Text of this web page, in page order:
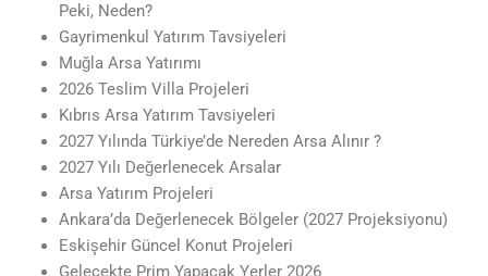
Peki, Neden?
Gayrimenkul Yatırım Tavsiyeleri
Muğla Arsa Yatırımı
2026 Teslim Villa Projeleri
Kıbrıs Arsa Yatırım Tavsiyeleri
2027 Yılında Türkiye’de Nereden Arsa Alınır ?
2027 Yılı Değerlenecek Arsalar
Arsa Yatırım Projeleri
Ankara’da Değerlenecek Bölgeler (2027 Projeksiyonu)
Eskişehir Güncel Konut Projeleri
Gelecekte Prim Yapacak Yerler 2026